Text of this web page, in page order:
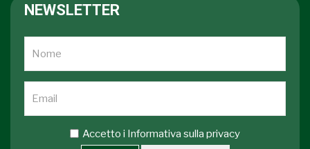
NEWSLETTER
Accetto i Informativa sulla privacy